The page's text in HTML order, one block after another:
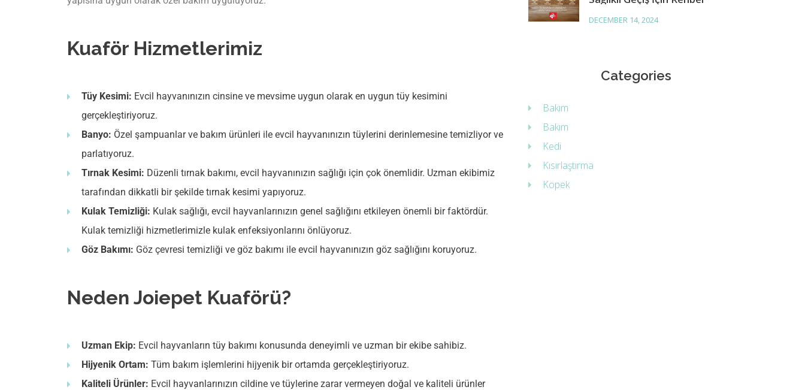
Kuaför Hizmetlerimiz
Tüy Kesimi: Evcil hayvanınızın cinsine ve mevsime uygun olarak en uygun tüy kesimini
gerçekleştiriyoruz.
Banyo: Özel şampuanlar ve bakım ürünleri ile evcil hayvanınızın tüylerini derinlemesine temizliyor ve
parlatıyoruz.
Tırnak Kesimi: Düzenli tırnak bakımı, evcil hayvanınızın sağlığı için çok önemlidir. Uzman ekibimiz
tarafından dikkatli bir şekilde tırnak kesimi yapıyoruz.
Kulak Temizliği: Kulak sağlığı, evcil hayvanlarınızın genel sağlığını etkileyen önemli bir faktördür.
Kulak temizliği hizmetlerimizle kulak enfeksiyonlarını önlüyoruz.
Göz Bakımı: Göz çevresi temizliği ve göz bakımı ile evcil hayvanınızın göz sağlığını koruyoruz.
Neden Joiepet Kuaförü?
Uzman Ekip: Evcil hayvanların tüy bakımı konusunda deneyimli ve uzman bir ekibe sahibiz.
Hijyenik Ortam: Tüm bakım işlemlerini hijyenik bir ortamda gerçekleştiriyoruz.
Kaliteli Ürünler: Evcil hayvanlarınızın cildine ve tüylerine zarar vermeyen doğal ve kaliteli ürünler
DECEMBER 14, 2024
Categories
Bakım
Bakım
Kedi
Kısırlaştırma
Köpek